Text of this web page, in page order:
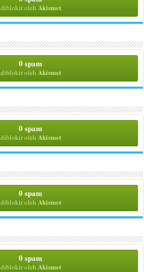
diblokir oleh Akismet
0 spam
diblokir oleh Akismet
0 spam
diblokir oleh Akismet
0 spam
diblokir oleh Akismet
0 spam
diblokir oleh Akismet